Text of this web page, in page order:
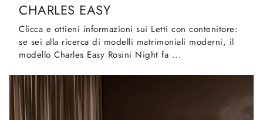
CHARLES EASY
Clicca e ottieni informazioni sui Letti con contenitore:
se sei alla ricerca di modelli matrimoniali moderni, il
modello Charles Easy Rosini Night fa ...